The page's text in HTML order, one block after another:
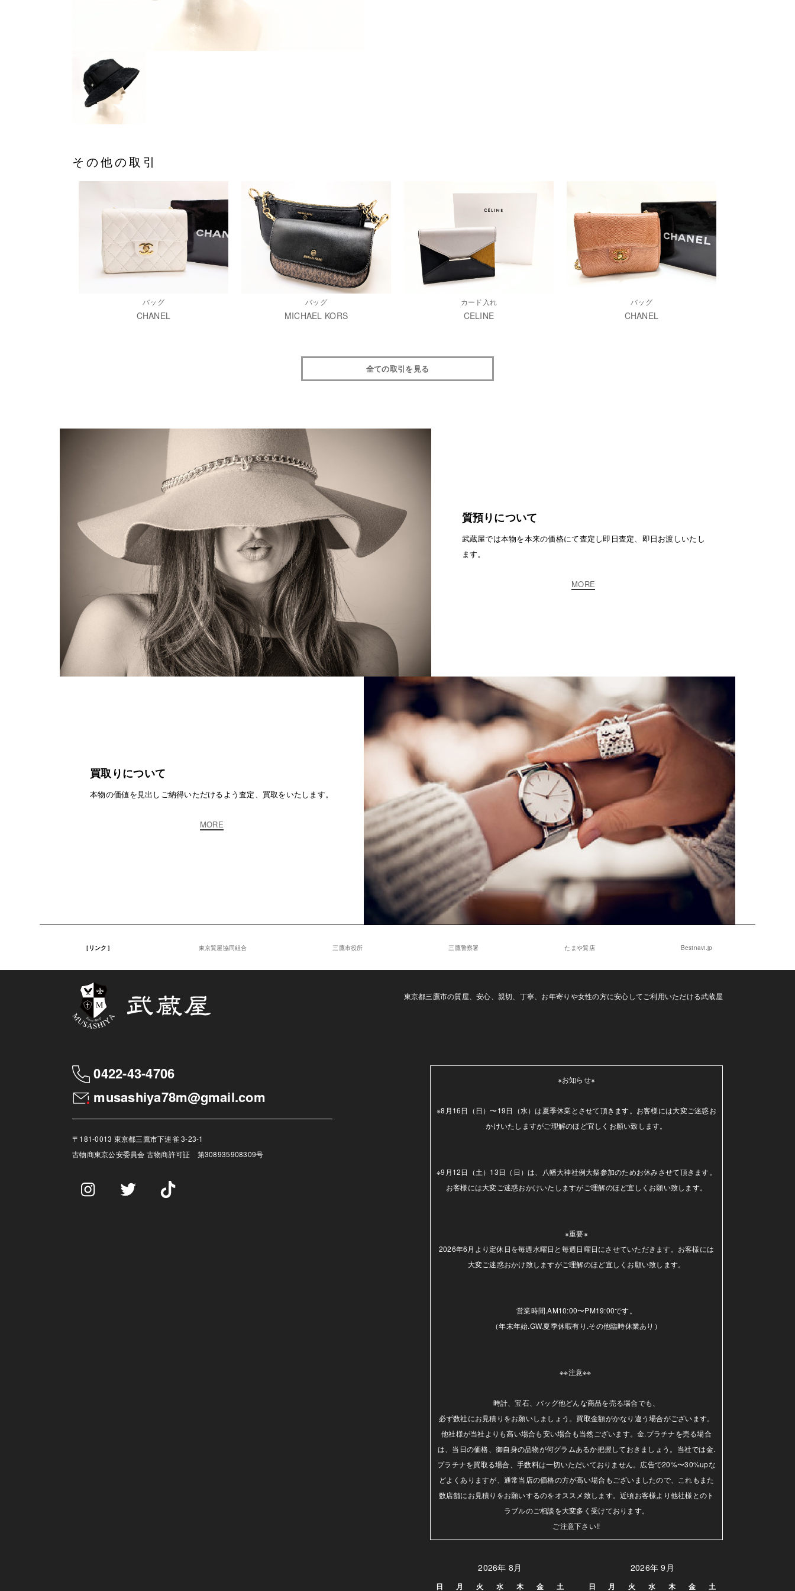
その他の取引
バッグ
CHANEL
バッグ
MICHAEL KORS
カード入れ
CELINE
バッグ
CHANEL
全ての取引を見る
質預りについて
武蔵屋では本物を本来の価格にて査定し即日査定、即日お渡しいたし
ます。
MORE
買取りについて
本物の価値を見出しご納得いただけるよう査定、買取をいたします。
MORE
［リンク］ 東京質屋協同組合 三鷹市役所 三鷹警察署 たまや質店 Bestnavi.jp
東京都三鷹市の質屋、安心、親切、丁寧、お年寄りや女性の方に安心してご利用いただける武蔵屋
0422-43-4706
musashiya78m@gmail.com
〒181-0013 東京都三鷹市下連雀 3-23-1
古物商東京公安委員会 古物商許可証 第308935908309号
※お知らせ※
※8月16日（日）〜19日（水）は夏季休業とさせて頂きます。お客様には大変ご迷惑お
かけいたしますがご理解のほど宜しくお願い致します。
※9月12日（土）13日（日）は、八幡大神社例大祭参加のためお休みさせて頂きます。
お客様には大変ご迷惑おかけいたしますがご理解のほど宜しくお願い致します。
※重要※
2026年6月より定休日を毎週水曜日と毎週日曜日にさせていただきます。お客様には
大変ご迷惑おかけ致しますがご理解のほど宜しくお願い致します。
営業時間.AM10:00〜PM19:00です。
（年末年始.GW.夏季休暇有り.その他臨時休業あり）
※※注意※※
時計、宝石、バッグ他どんな商品を売る場合でも、
必ず数社にお見積りをお願いしましょう。買取金額がかなり違う場合がございます。
他社様が当社よりも高い場合も安い場合も当然ございます。金.プラチナを売る場合
は、当日の価格、御自身の品物が何グラムあるか把握しておきましょう。当社では金.
プラチナを買取る場合、手数料は一切いただいておりません。広告で20%〜30%upな
どよくありますが、通常当店の価格の方が高い場合もございましたので、これもまた
数店舗にお見積りをお願いするのをオススメ致します。近頃お客様より他社様とのト
ラブルのご相談を大変多く受けております。
ご注意下さい!!
2026年 8月
日 月 火 水 木 金 土
2026年 9月
日 月 火 水 木 金 土